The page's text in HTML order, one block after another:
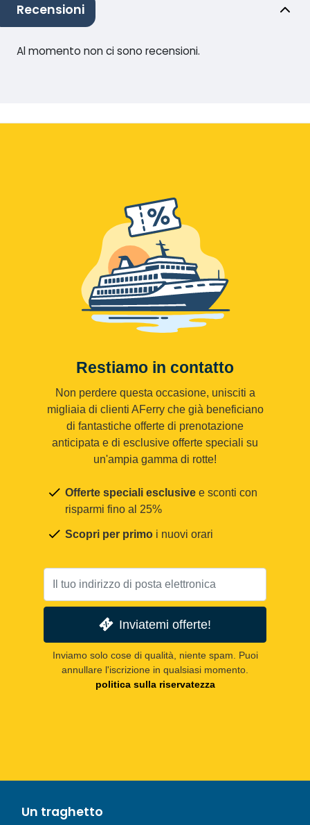
Recensioni
Al momento non ci sono recensioni.
Restiamo in contatto
Non perdere questa occasione, unisciti a
migliaia di clienti AFerry che già beneficiano
di fantastiche offerte di prenotazione
anticipata e di esclusive offerte speciali su
un'ampia gamma di rotte!
Offerte speciali esclusive e sconti con
risparmi fino al 25%
Scopri per primo i nuovi orari
Inviatemi offerte!
Inviamo solo cose di qualità, niente spam. Puoi
annullare l'iscrizione in qualsiasi momento.
politica sulla riservatezza
Un traghetto